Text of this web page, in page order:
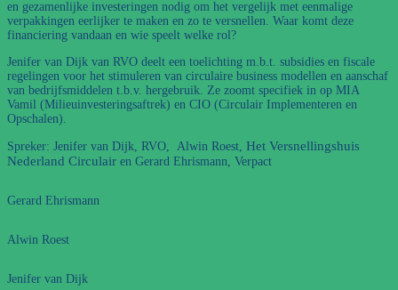
en gezamenlijke investeringen nodig om het vergelijk met eenmalige
verpakkingen eerlijker te maken en zo te versnellen. Waar komt deze
financiering vandaan en wie speelt welke rol?
Jenifer van Dijk van RVO deelt een toelichting m.b.t. subsidies en fiscale
regelingen voor het stimuleren van circulaire business modellen en aanschaf
van bedrijfsmiddelen t.b.v. hergebruik. Ze zoomt specifiek in op MIA
Vamil (Milieuinvesteringsaftrek) en CIO (Circulair Implementeren en
Opschalen).
Spreker: Jenifer van Dijk, RVO, Alwin Roest, Het Versnellingshuis
Nederland Circulair en Gerard Ehrismann, Verpact
Gerard Ehrismann
Alwin Roest
Jenifer van Dijk